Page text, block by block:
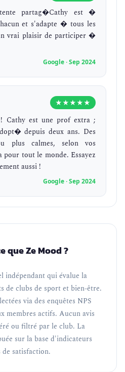
partag�Cathy est �
et s'adapte � tous les
vrai plaisir de participer �
Google · Sep 2024
★★★★★
Cathy est une prof extra ;
depuis deux ans. Des
plus calmes, selon vos
tout le monde. Essayez
aussi !
Google · Sep 2024
que Ze Mood ?
indépendant qui évalue la
de clubs de sport et bien-être.
via des enquêtes NPS
membres actifs. Aucun avis
ou filtré par le club. La
sur la base d'indicateurs
satisfaction.